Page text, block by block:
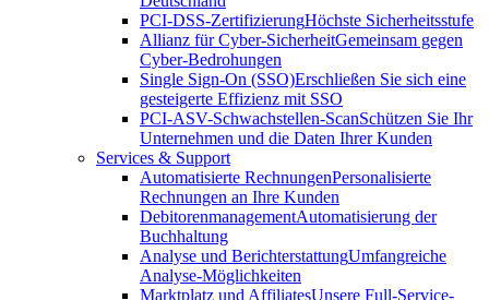
PCI-DSS-ZertifizierungHöchste Sicherheitsstufe
Allianz für Cyber-SicherheitGemeinsam gegen
Cyber-Bedrohungen
Single Sign-On (SSO)Erschließen Sie sich eine
gesteigerte Effizienz mit SSO
PCI-ASV-Schwachstellen-ScanSchützen Sie Ihr
Unternehmen und die Daten Ihrer Kunden
Services & Support
Automatisierte RechnungenPersonalisierte
Rechnungen an Ihre Kunden
DebitorenmanagementAutomatisierung der
Buchhaltung
Analyse und BerichterstattungUmfangreiche
Analyse-Möglichkeiten
Marktplatz und AffiliatesUnsere Full-Service-